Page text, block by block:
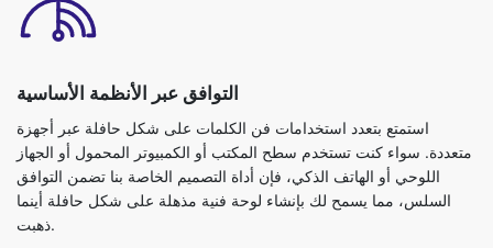
التوافق عبر الأنظمة الأساسية
استمتع بتعدد استخدامات فن الكلمات على شكل حافلة عبر أجهزة
متعددة. سواء كنت تستخدم سطح المكتب أو الكمبيوتر المحمول أو الجهاز
اللوحي أو الهاتف الذكي، فإن أداة التصميم الخاصة بنا تضمن التوافق
السلس، مما يسمح لك بإنشاء لوحة فنية مذهلة على شكل حافلة أينما
ذهبت.